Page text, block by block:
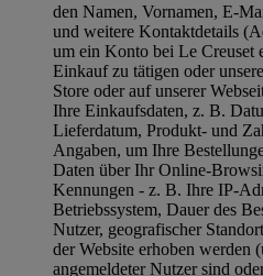
den Namen, Vornamen, E-
und weitere Kontaktdetails
um ein Konto bei Le Creuset
Einkauf zu tätigen oder
Store oder auf unserer
Ihre Einkaufsdaten, z. B.
Lieferdatum, Produkt- und
Angaben, um Ihre
Daten über Ihr Online-
Kennungen - z. B. Ihre IP-
Betriebssystem, Dauer des
Nutzer, geografischer
der Website erhoben werden
angemeldeter Nutzer sind